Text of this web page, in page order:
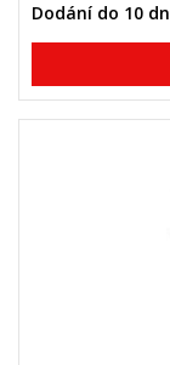
Dodání do 10